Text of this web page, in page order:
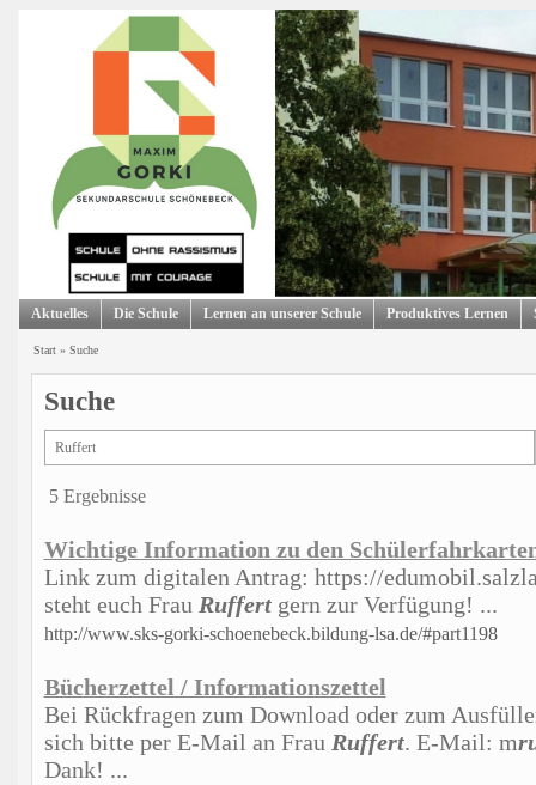
Aktuelles Die Schule Lernen an unserer Schule Produktives Lernen
Start» Suche
Suche
5 Ergebnisse
Wichtige Information zu den
Link zum digitalen Antrag: https://
steht euch Frau Ruffertgern zur Verfügung! ...
http://www.sks-gorki-schoenebeck.bildung-lsa.de/#part1198
Bücherzettel / Informationszettel
Bei Rückfragen zum Download oder zum
sich bitte per E-Mail an Frau Ruffert. E-Mail: m
Dank! ...